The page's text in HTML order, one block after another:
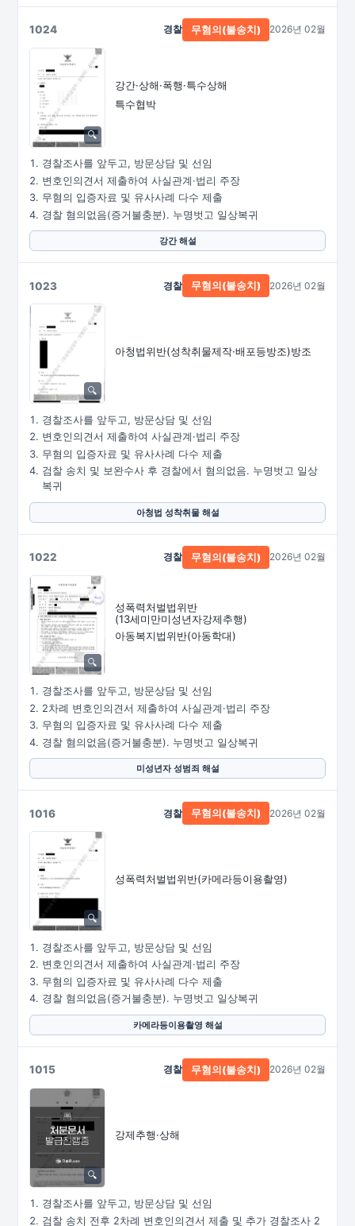
1024
강간·상해·폭행·특수상해
특수협박
경찰 무혐의(불송치) 2026년 02월
경찰조사를 앞두고, 방문상담 및 선임
변호인의견서 제출하여 사실관계·법리 주장
무혐의 입증자료 및 유사사례 다수 제출
경찰 혐의없음(증거불충분). 누명벗고 일상복귀
강간 해설
1023
아청법위반(성착취물제작·배포등방조)방조
경찰 무혐의(불송치) 2026년 02월
경찰조사를 앞두고, 방문상담 및 선임
변호인의견서 제출하여 사실관계·법리 주장
무혐의 입증자료 및 유사사례 다수 제출
검찰 송치 및 보완수사 후 경찰에서 혐의없음. 누명벗고 일상
복귀
아청법 성착취물 해설
1022
성폭력처벌법위반
(13세미만미성년자강제추행)
아동복지법위반(아동학대)
경찰 무혐의(불송치) 2026년 02월
경찰조사를 앞두고, 방문상담 및 선임
2차례 변호인의견서 제출하여 사실관계·법리 주장
무혐의 입증자료 및 유사사례 다수 제출
경찰 혐의없음(증거불충분). 누명벗고 일상복귀
미성년자 성범죄 해설
1016
성폭력처벌법위반(카메라등이용촬영)
경찰 무혐의(불송치) 2026년 02월
경찰조사를 앞두고, 방문상담 및 선임
변호인의견서 제출하여 사실관계·법리 주장
무혐의 입증자료 및 유사사례 다수 제출
경찰 혐의없음(증거불충분). 누명벗고 일상복귀
카메라등이용촬영 해설
1015
강제추행·상해
경찰 무혐의(불송치) 2026년 02월
경찰조사를 앞두고, 방문상담 및 선임
검찰 송치 전후 2차례 변호인의견서 제출 및 추가 경찰조사 2